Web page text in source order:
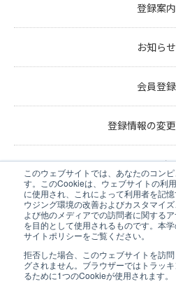
このウェブサイトでは、あなたのコン
す。このCookieは、ウェブサイトの利
に使用され、これによって利用者を記
ウジング環境の改善およびカスタマイ
よび他のメディアでの訪問者に関する
を目的として使用されるものです。本
サイトポリシーをご覧ください。
拒否した場合、このウェブサイトを訪
グされません。ブラウザーではトラッ
るために1つのCookieが使用されます。
登録案内
お知らせ
会員登録
登録情報の変
メールアドレスの変
お問い合
個人情報の取扱いに